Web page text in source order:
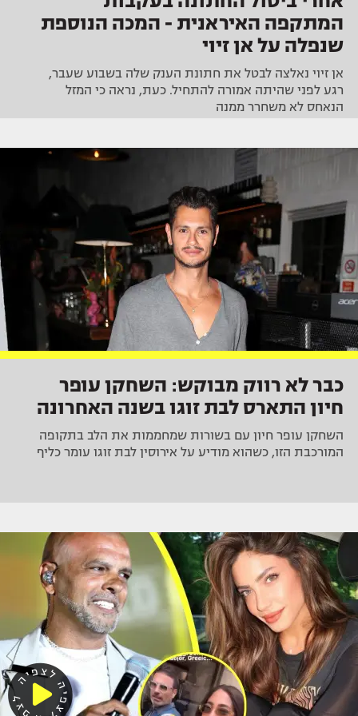
המתקפה האיראנית - המכה הנוספת
שנפלה על אן זיוי
אן זיוי נאלצה לבטל את חתונת הענק שלה בשבוע שעבר,
רגע לפני שהיתה אמורה להתחיל. כעת, נראה כי המזל
הנאחס לא משחרר ממנה
כבר לא רווק מבוקש: השחקן עופר
חיון התארס לבת זוגו בשנה האחרונה
השחקן עופר חיון עם בשורות שמחממות את הלב בתקופה
המורכבת הזו, כשהוא מודיע על אירוסין לבת זוגו עומר כליף